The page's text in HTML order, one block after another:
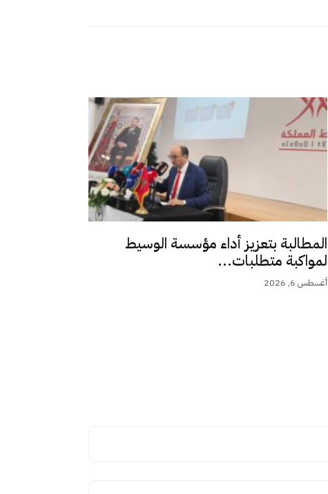
المطالبة بتعزيز أداء مؤسسة الوسيط
لمواكبة متطلبات...
أغسطس 6, 2026